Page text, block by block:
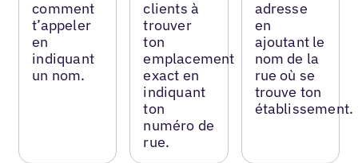
comment
t’appeler
en
indiquant
un nom.
clients à
trouver
ton
emplacement
exact en
indiquant
ton
numéro de
rue.
adresse
en
ajoutant le
nom de la
rue où se
trouve ton
établissement.